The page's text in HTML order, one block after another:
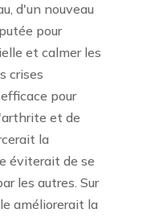
d'un nouveau
pour
et calmer les
crises
pour
et de
la
éviterait de se
les autres. Sur
améliorerait la